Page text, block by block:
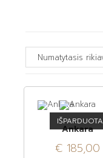
IŠPARDUOTA
Ankara
€ 185,00